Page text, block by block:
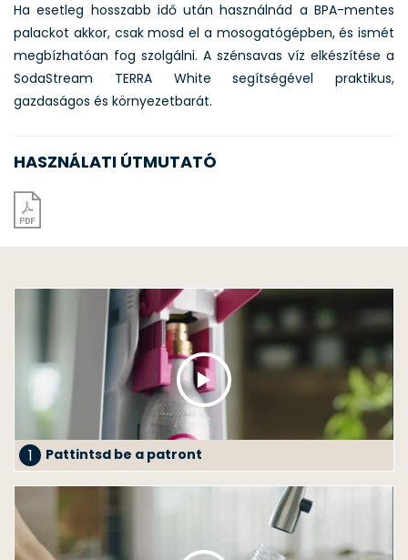
Ha esetleg hosszabb idő után használnád a BPA-mentes
palackot akkor, csak mosd el a mosogatógépben, és ismét
megbízhatóan fog szolgálni. A szénsavas víz elkészítése a
SodaStream TERRA White segítségével praktikus,
gazdaságos és környezetbarát.
HASZNÁLATI ÚTMUTATÓ
1 Pattintsd be a patront